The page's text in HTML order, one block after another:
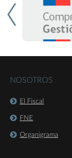
NOSOTROS
El Fiscal
FNE
Organigrama